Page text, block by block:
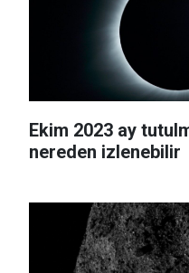
Ekim 2023 ay
nereden izlenebilir